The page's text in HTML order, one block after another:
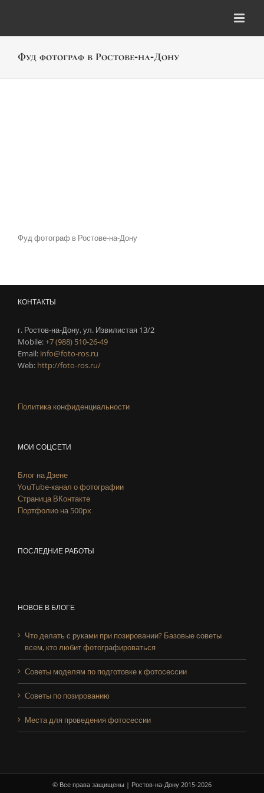
Фуд фотограф в Ростове-на-Дону
Фуд фотограф в Ростове-на-Дону
КОНТАКТЫ
г. Ростов-на-Дону, ул. Извилистая 13/2
Mobile:+7 (988) 510-26-49
Email: info@foto-ros.ru
Web: http://foto-ros.ru/
Политика конфиденциальности
МОИ СОЦСЕТИ
Блог на Дзене
YouTube-канал о фотографии
Страница ВКонтакте
Портфолио на 500px
ПОСЛЕДНИЕ РАБОТЫ
НОВОЕ В БЛОГЕ
Что делать с руками при позировании? Базовые советы
всем, кто любит фотографироваться
Советы моделям по подготовке к фотосессии
Советы по позированию
Места для проведения фотосессии
© Все права защищены | Ростов-на-Дону 2015-2026